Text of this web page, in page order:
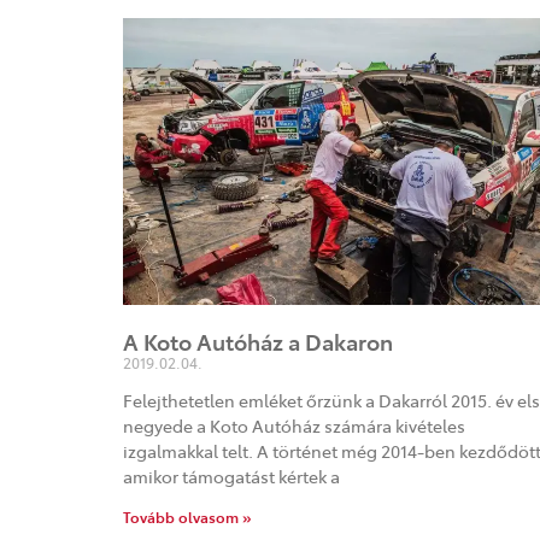
A Koto Autóház a Dakaron
2019.02.04.
Felejthetetlen emléket őrzünk a Dakarról 2015. év
negyede a Koto Autóház számára kivételes
izgalmakkal telt. A történet még 2014-ben
amikor támogatást kértek a
Tovább olvasom »